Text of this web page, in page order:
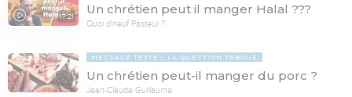
17:21
Un chrétien peut il manger Halal ???
Quoi d'neuf Pasteur ?
MESSAGE TEXTE LA QUESTION TABOUE
Un chrétien peut-il manger du porc ?
Jean-Claude Guillaume